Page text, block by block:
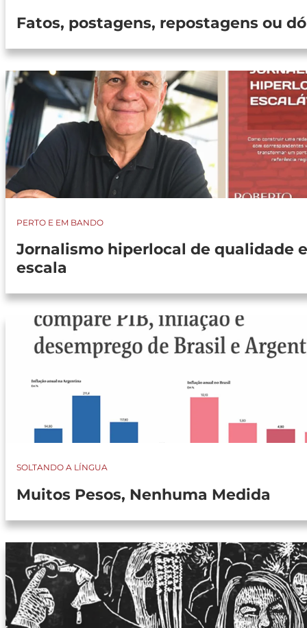
Fatos, postagens, repostagens ou
PERTO E EM BANDO
Jornalismo hiperlocal de qualidade
escala
SOLTANDO A LÍNGUA
Muitos Pesos, Nenhuma Medida